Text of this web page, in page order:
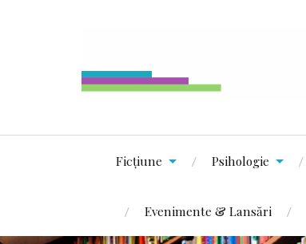
Ficțiune Psihologie
Evenimente & Lansări